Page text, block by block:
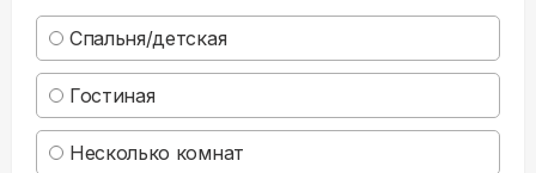
Спальня/детская
Гостиная
Несколько комнат